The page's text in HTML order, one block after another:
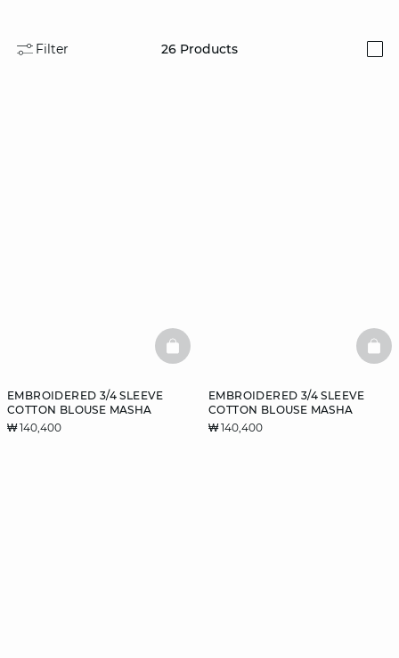
Filter 26 Products
EMBROIDERED 3/4 SLEEVE
COTTON BLOUSE MASHA
₩ 140,400
BASKETFULL
EMBROIDERED 3/4 SLEEVE
COTTON BLOUSE MASHA
₩ 140,400